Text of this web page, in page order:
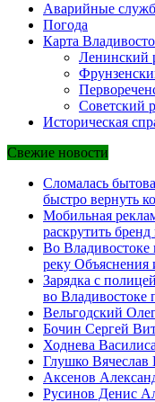
Владивосток —
Аварийные
Погода
Карта
Ленинский
Советский
Историческая
Свежие новости
Сломалась
быстро вернуть
Мобильная
раскрутить
Во Владивостоке
реку Объяснения
Зарядка с
во Владивостоке
Вельгодский
Бочин Сергей
Ходнева
Глушко Вячеслав
Аксенов
Русинов Денис